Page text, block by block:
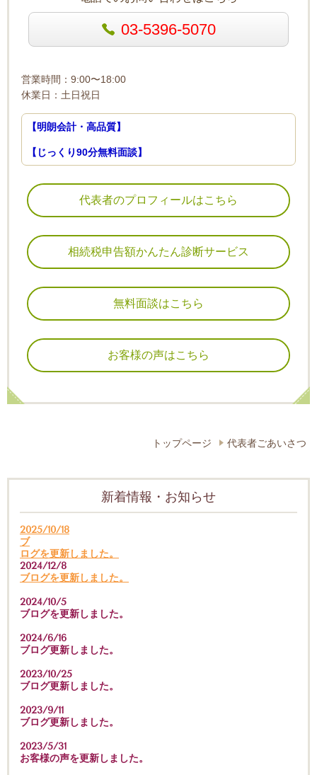
03-5396-5070
営業時間：9:00〜18:00
休業日：土日祝日
【明朗会計・高品質】
【じっくり90分無料面談】
代表者のプロフィールはこちら
相続税申告額かんたん診断サービス
無料面談はこちら
お客様の声はこちら
トップページ 代表者ごあいさつ
新着情報・お知らせ
2025/10/18
ブ
ログを更新しました。
2024/12/8
ブログを更新しました。
2024/10/5
ブログを更新しました。
2024/6/16
ブログ更新しました。
2023/10/25
ブログ更新しました。
2023/9/11
ブログ更新しました。
2023/5/31
お客様の声を更新しました。